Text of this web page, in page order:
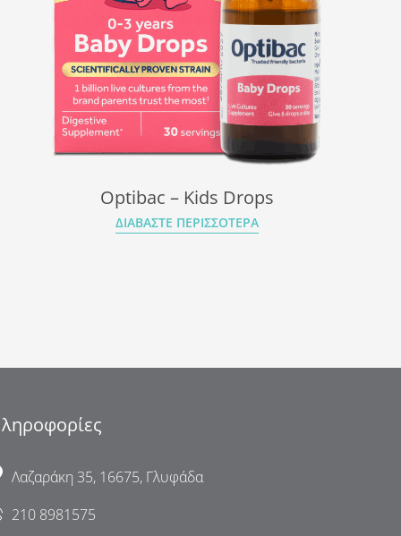
Optibac – Kids Drops
ΔΙΑΒΆΣΤΕ ΠΕΡΙΣΣΌΤΕΡΑ
Λαζαράκη 35, 16675, Γλυφάδα
210 8981575